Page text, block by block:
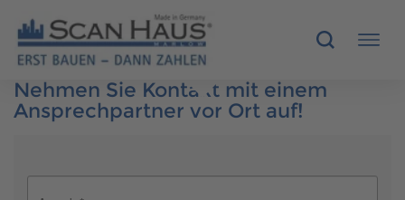
HÄUSER
Nehmen Sie Kontakt mit einem
Ansprechpartner vor Ort auf!